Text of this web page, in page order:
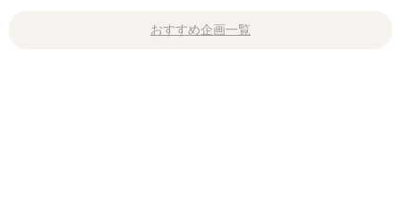
おすすめ企画一覧